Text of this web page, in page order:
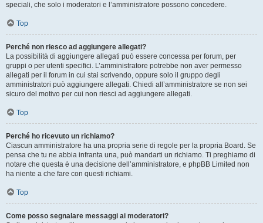
speciali, che solo i moderatori e l’amministratore possono concedere.
Top
Perché non riesco ad aggiungere allegati?
La possibilità di aggiungere allegati può essere concessa per forum, per
gruppi o per utenti specifici. L’amministratore potrebbe non aver permesso
allegati per il forum in cui stai scrivendo, oppure solo il gruppo degli
amministratori può aggiungere allegati. Chiedi all’amministratore se non sei
sicuro del motivo per cui non riesci ad aggiungere allegati.
Top
Perché ho ricevuto un richiamo?
Ciascun amministratore ha una propria serie di regole per la propria Board. Se
pensa che tu ne abbia infranta una, può mandarti un richiamo. Ti preghiamo di
notare che questa è una decisione dell’amministratore, e phpBB Limited non
ha niente a che fare con questi richiami.
Top
Come posso segnalare messaggi ai moderatori?